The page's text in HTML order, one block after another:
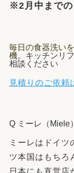
※2月中までの
毎日の食器洗い
機。 キッチンリ
相談ください
見積りのご依頼
Q ミーレ（Miele
ミーレはドイツ
ツ本国はもちろ